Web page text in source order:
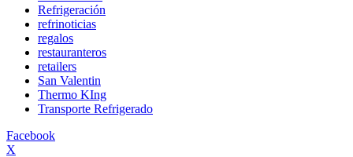
Refrigeración
refrinoticias
regalos
restauranteros
retailers
San Valentin
Thermo KIng
Transporte Refrigerado
Facebook
X